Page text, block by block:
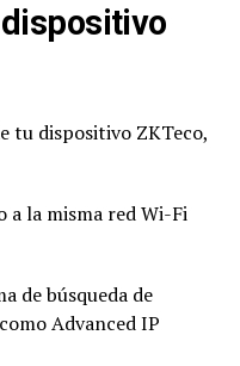
tu dispositivo ZKTeco,
a la misma red Wi-Fi
de búsqueda de
Advanced IP